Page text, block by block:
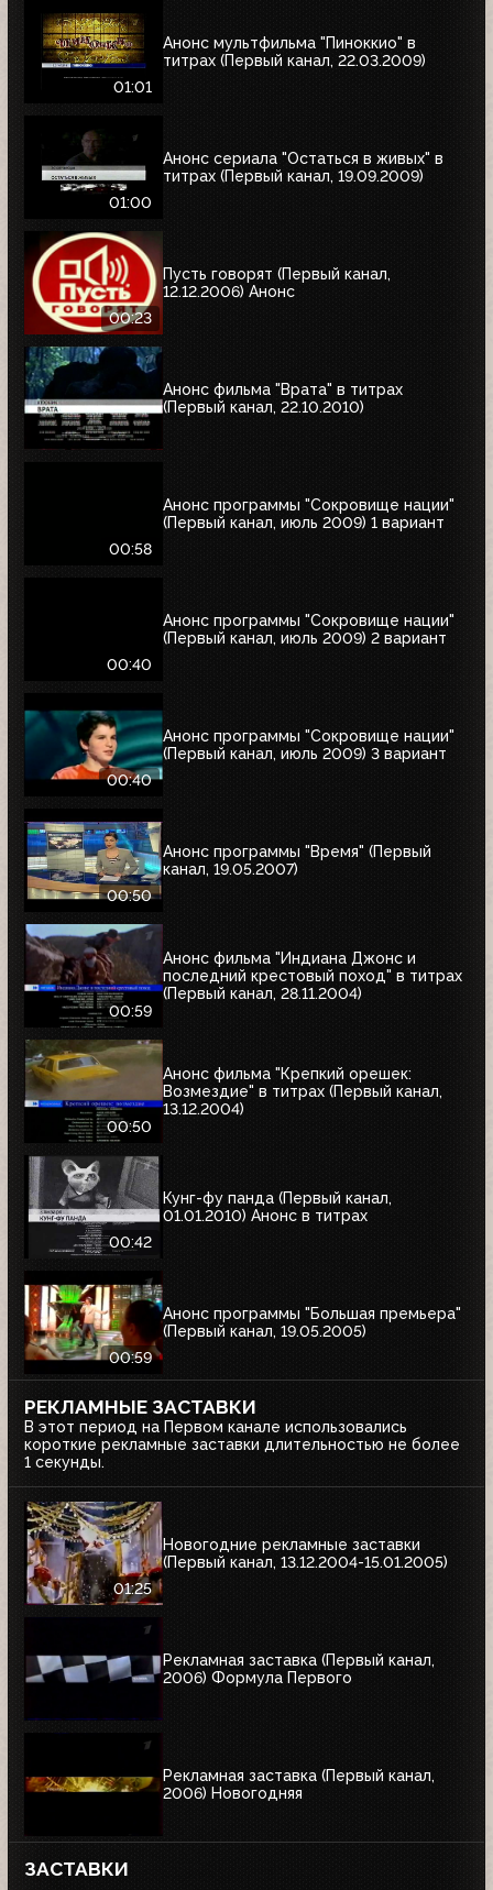
01:01
Анонс мультфильма "Пиноккио" в
титрах (Первый канал, 22.03.2009)
01:00
Анонс сериала "Остаться в живых" в
титрах (Первый канал, 19.09.2009)
00:23
Пусть говорят (Первый канал,
12.12.2006) Анонс
Анонс фильма "Врата" в титрах
(Первый канал, 22.10.2010)
00:58
Анонс программы "Сокровище нации"
(Первый канал, июль 2009) 1 вариант
00:40
Анонс программы "Сокровище нации"
(Первый канал, июль 2009) 2 вариант
00:40
Анонс программы "Сокровище нации"
(Первый канал, июль 2009) 3 вариант
00:50
Анонс программы "Время" (Первый
канал, 19.05.2007)
00:59
Анонс фильма "Индиана Джонс и
последний крестовый поход" в титрах
(Первый канал, 28.11.2004)
00:50
Анонс фильма "Крепкий орешек:
Возмездие" в титрах (Первый канал,
13.12.2004)
00:42
Кунг-фу панда (Первый канал,
01.01.2010) Анонс в титрах
00:59
Анонс программы "Большая премьера"
(Первый канал, 19.05.2005)
РЕКЛАМНЫЕ ЗАСТАВКИ
В этот период на Первом канале использовались
короткие рекламные заставки длительностью не более
1 секунды.
01:25
Новогодние рекламные заставки
(Первый канал, 13.12.2004-15.01.2005)
Рекламная заставка (Первый канал,
2006) Формула Первого
Рекламная заставка (Первый канал,
2006) Новогодняя
ЗАСТАВКИ